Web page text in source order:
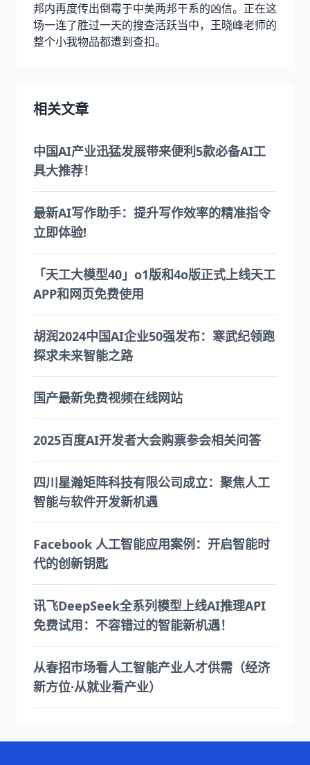
邦内再度传出倒霉于中美两邦干系的凶信。正在这
场一连了胜过一天的搜查活跃当中，王晓峰老师的
整个小我物品都遭到查扣。
相关文章
中国AI产业迅猛发展带来便利5款必备AI工
具大推荐！
最新AI写作助手：提升写作效率的精准指令
立即体验!
「天工大模型40」o1版和4o版正式上线天工
APP和网页免费使用
胡润2024中国AI企业50强发布：寒武纪领跑
探求未来智能之路
国产最新免费视频在线网站
2025百度AI开发者大会购票参会相关问答
四川星瀚矩阵科技有限公司成立：聚焦人工
智能与软件开发新机遇
Facebook 人工智能应用案例：开启智能时
代的创新钥匙
讯飞DeepSeek全系列模型上线AI推理API
免费试用：不容错过的智能新机遇！
从春招市场看人工智能产业人才供需（经济
新方位·从就业看产业）